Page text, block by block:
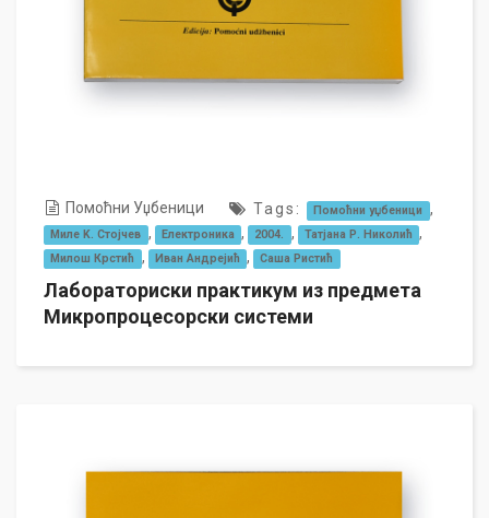
Помоћни Уџбеници Tags: Помоћни уџбеници ,
Миле K. Стојчев , Електроника , 2004. , Татјана Р. Николић ,
Милош Крстић , Иван Андрејић , Саша Ристић
Лабораториски практикум из предмета
Микропроцесорски системи